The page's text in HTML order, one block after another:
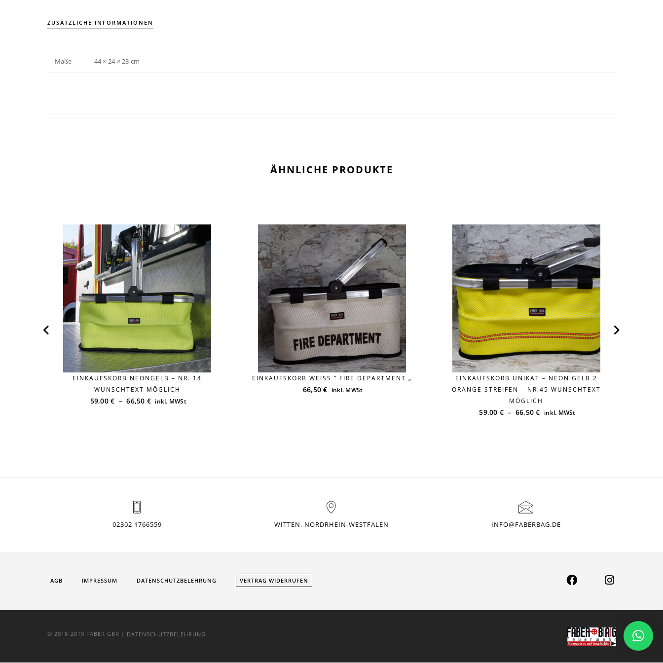
ZUSÄTZLICHE INFORMATIONEN
Maße 44 × 24 × 23 cm
ÄHNLICHE PRODUKTE
EINKAUFSKORB NEONGELB – NR. 14
WUNSCHTEXT MÖGLICH
59,00€ – 66,50 € inkl. MWSt
EINKAUFSKORB WEISS “ FIRE DEPARTMENT „
66,50€ inkl. MWSt
EINKAUFSKORB UNIKAT – NEON GELB 2
ORANGE STREIFEN – NR.45 WUNSCHTEXT
MÖGLICH
59,00 € – 66,50€ inkl. MWSt
02302 1766559 WITTEN, NORDRHEIN-WESTFALEN INFO@FABERBAG.DE
AGB IMPRESSUM DATENSCHUTZBELEHRUNG VERTRAG WIDERRUFEN
© 2018-2019 FABER GBR | DATENSCHUTZBELEHRUNG